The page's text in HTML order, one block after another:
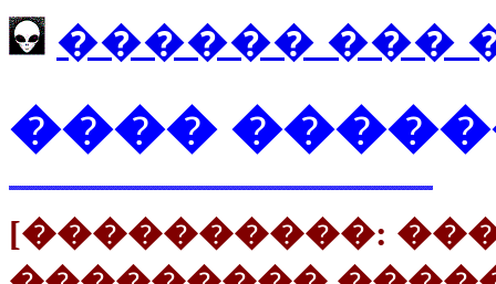
������ ���
����
[����������: